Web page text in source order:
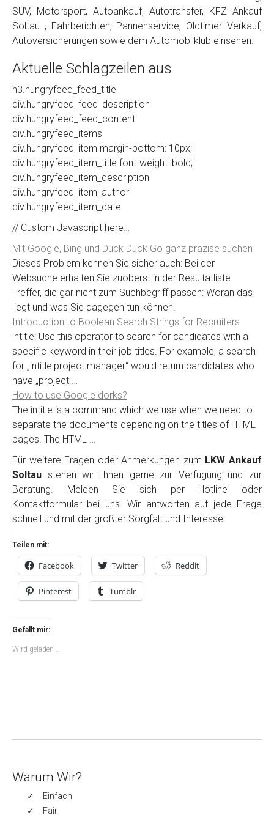
SUV, Motorsport, Autoankauf, Autotransfer, KFZ Ankauf
Soltau , Fahrberichten, Pannenservice, Oldtimer Verkauf,
Autoversicherungen sowie dem Automobilklub einsehen.
Aktuelle Schlagzeilen aus
h3.hungryfeed_feed_title
div.hungryfeed_feed_description
div.hungryfeed_feed_content
div.hungryfeed_items
div.hungryfeed_item margin-bottom: 10px;
div.hungryfeed_item_title font-weight: bold;
div.hungryfeed_item_description
div.hungryfeed_item_author
div.hungryfeed_item_date
// Custom Javascript here…
Mit Google, Bing und Duck Duck Go ganz präzise suchen
Dieses Problem kennen Sie sicher auch: Bei der
Websuche erhalten Sie zuoberst in der Resultatliste
Treffer, die gar nicht zum Suchbegriff passen: Woran das
liegt und was Sie dagegen tun können.
Introduction to Boolean Search Strings for Recruiters
intitle: Use this operator to search for candidates with a
specific keyword in their job titles. For example, a search
for „intitle:project manager“ would return candidates who
have „project …
How to use Google dorks?
The intitle is a command which we use when we need to
separate the documents depending on the titles of HTML
pages. The HTML …
Für weitere Fragen oder Anmerkungen zum LKW Ankauf
Soltau stehen wir Ihnen gerne zur Verfügung und zur
Beratung. Melden Sie sich per Hotline oder
Kontaktformular bei uns. Wir antworten auf jede Frage
schnell und mit der größter Sorgfalt und Interesse.
Teilen mit:
Facebook Twitter Reddit
Pinterest Tumblr
Gefällt mir:
Wird geladen …
Warum Wir?
Einfach
Fair